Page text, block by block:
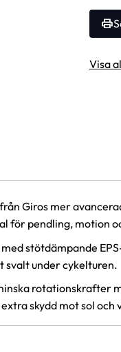
Visa
Giros mer
för pendling, motion
stötdämpande
svalt under cykelturen.
skydd mot sol och